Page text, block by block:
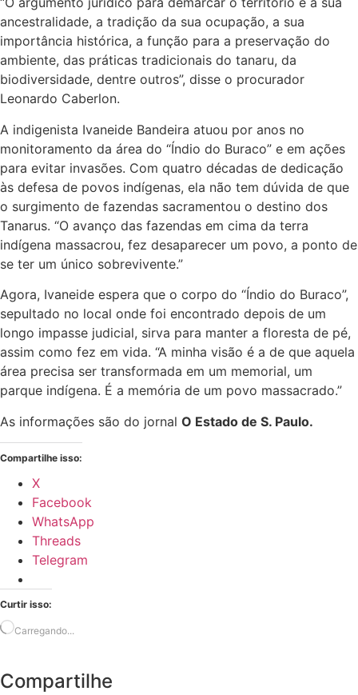
ancestralidade, a tradição da sua ocupação, a sua
importância histórica, a função para a preservação do
ambiente, das práticas tradicionais do tanaru, da
biodiversidade, dentre outros”, disse o procurador
Leonardo Caberlon.
A indigenista Ivaneide Bandeira atuou por anos no
monitoramento da área do “Índio do Buraco” e em ações
para evitar invasões. Com quatro décadas de dedicação
às defesa de povos indígenas, ela não tem dúvida de que
o surgimento de fazendas sacramentou o destino dos
Tanarus. “O avanço das fazendas em cima da terra
indígena massacrou, fez desaparecer um povo, a ponto de
se ter um único sobrevivente.”
Agora, Ivaneide espera que o corpo do “Índio do Buraco”,
sepultado no local onde foi encontrado depois de um
longo impasse judicial, sirva para manter a floresta de pé,
assim como fez em vida. “A minha visão é a de que aquela
área precisa ser transformada em um memorial, um
parque indígena. É a memória de um povo massacrado.”
As informações são do jornal O Estado de S. Paulo.
Compartilhe isso:
X
Facebook
WhatsApp
Threads
Telegram
Curtir isso:
Carregando...
Compartilhe